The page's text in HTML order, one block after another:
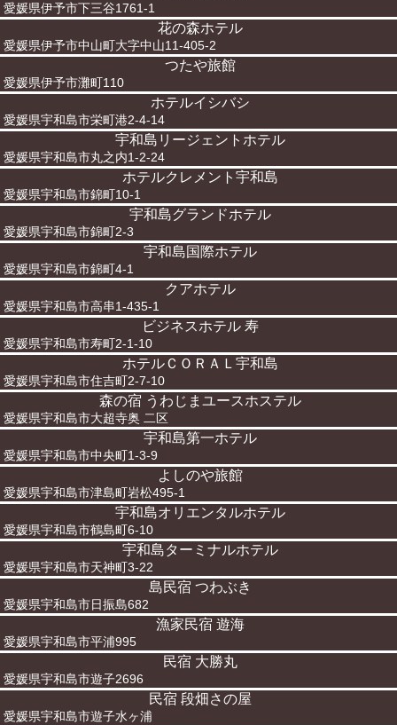
愛媛県伊予市下三谷1761-1
花の森ホテル
愛媛県伊予市中山町大字中山11-405-2
つたや旅館
愛媛県伊予市灘町110
ホテルイシバシ
愛媛県宇和島市栄町港2-4-14
宇和島リージェントホテル
愛媛県宇和島市丸之内1-2-24
ホテルクレメント宇和島
愛媛県宇和島市錦町10-1
宇和島グランドホテル
愛媛県宇和島市錦町2-3
宇和島国際ホテル
愛媛県宇和島市錦町4-1
クアホテル
愛媛県宇和島市高串1-435-1
ビジネスホテル 寿
愛媛県宇和島市寿町2-1-10
ホテルＣＯＲＡＬ宇和島
愛媛県宇和島市住吉町2-7-10
森の宿 うわじまユースホステル
愛媛県宇和島市大超寺奥 二区
宇和島第一ホテル
愛媛県宇和島市中央町1-3-9
よしのや旅館
愛媛県宇和島市津島町岩松495-1
宇和島オリエンタルホテル
愛媛県宇和島市鶴島町6-10
宇和島ターミナルホテル
愛媛県宇和島市天神町3-22
島民宿 つわぶき
愛媛県宇和島市日振島682
漁家民宿 遊海
愛媛県宇和島市平浦995
民宿 大勝丸
愛媛県宇和島市遊子2696
民宿 段畑さの屋
愛媛県宇和島市遊子水ヶ浦